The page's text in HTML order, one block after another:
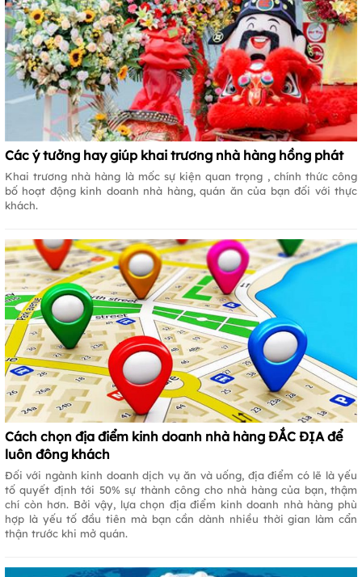
Các ý tưởng hay giúp khai trương nhà hàng hồng phát
Khai trương nhà hàng là mốc sự kiện quan trọng , chính thức công
bố hoạt động kinh doanh nhà hàng, quán ăn của bạn đối với thực
khách.
Cách chọn địa điểm kinh doanh nhà hàng ĐẮC ĐỊA để
luôn đông khách
Đối với ngành kinh doanh dịch vụ ăn và uống, địa điểm có lẽ là yếu
tố quyết định tới 50% sự thành công cho nhà hàng của bạn, thậm
chí còn hơn. Bởi vậy, lựa chọn địa điểm kinh doanh nhà hàng phù
hợp là yếu tố đầu tiên mà bạn cần dành nhiều thời gian làm cẩn
thận trước khi mở quán.